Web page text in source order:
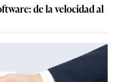
de la velocidad al